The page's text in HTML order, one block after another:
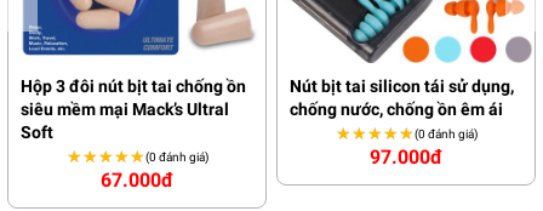
Hộp 3 đôi nút bịt tai chống ồn
siêu mềm mại Mack’s Ultral
Soft
★★★★★
★★★★★(0 đánh giá)
67.000đ
Nút bịt tai silicon tái sử dụng,
chống nước, chống ồn êm ái
★★★★★
★★★★★(0 đánh giá)
97.000đ